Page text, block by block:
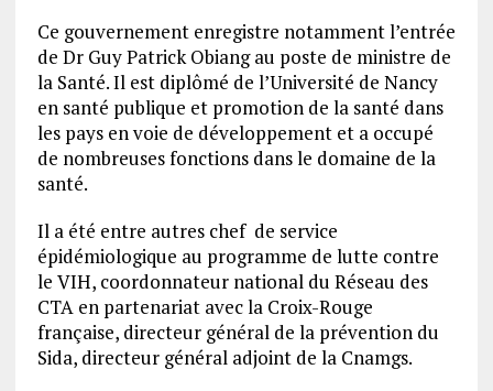
Ce gouvernement enregistre notamment l’entrée
de Dr Guy Patrick Obiang au poste de ministre de
la Santé. Il est diplômé de l’Université de Nancy
en santé publique et promotion de la santé dans
les pays en voie de développement et a occupé
de nombreuses fonctions dans le domaine de la
santé.
Il a été entre autres chef de service
épidémiologique au programme de lutte contre
le VIH, coordonnateur national du Réseau des
CTA en partenariat avec la Croix-Rouge
française, directeur général de la prévention du
Sida, directeur général adjoint de la Cnamgs.